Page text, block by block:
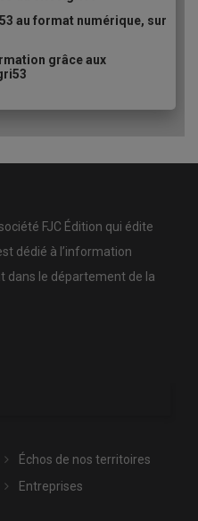
au format numérique, sur
grâce aux
FJC Édition qui édite
dédié à l’information
dans le département de la
Échos de nos territoires
Entreprises